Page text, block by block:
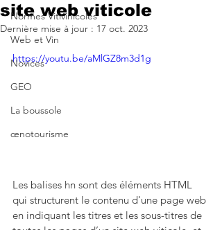
Normes Vitivinicoles
Web et Vin
Novices
GEO
La boussole
œnotourisme
site web viticole
Dernière mise à jour : 17 oct. 2023
https://youtu.be/aMlGZ8m3d1g
Les balises hn sont des éléments HTML
qui structurent le contenu d'une page web
en indiquant les titres et les sous-titres de